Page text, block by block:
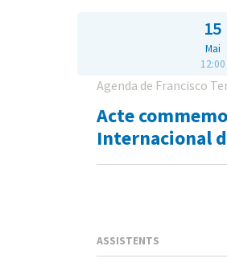
15
Mai
12:00
Agenda de Francisco
Acte
Internacional
ASSISTENTS